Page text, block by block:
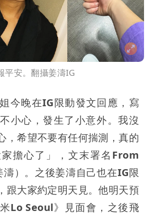
平安。翻攝姜濤IG
今晚在IG限動發文回應，寫
小心，發生了小意外。我沒
，希望不要有任何揣測，真的
擔心了」，文末署名From
）。之後姜濤自己也在IG限
跟大家約定明天見。他明天預
Lo Seoul》見面會，之後飛